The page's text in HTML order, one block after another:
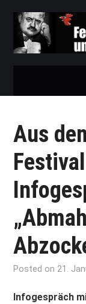
FESTIVAL
NEWS
VEREIN
ARCHIV
PRINT & CDS
Aus
Posted on21.
Infogespräch